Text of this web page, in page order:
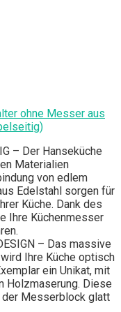
ohne Messer aus
– Der Hanseküche
Materialien
von edlem
Edelstahl sorgen für
Küche. Dank des
Ihre Küchenmesser
– Das massive
Ihre Küche optisch
ein Unikat, mit
Holzmaserung. Diese
Messerblock glatt